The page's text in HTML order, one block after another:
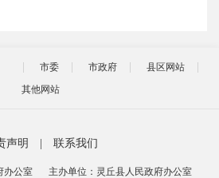
市委 市政府
县区网站
其他网站
声明 联系我们
办公室
主办单位：灵丘县人民政府办公室